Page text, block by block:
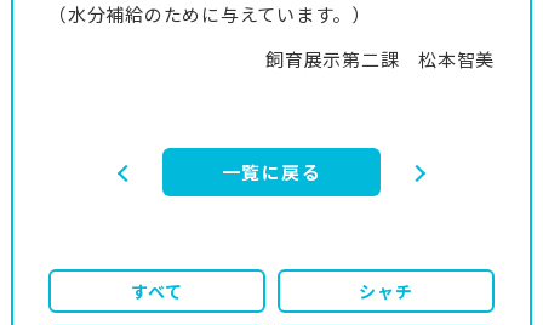
（水分補給のために与えています。）
飼育展示第二課 松本智美
一覧に戻る
すべて シャチ